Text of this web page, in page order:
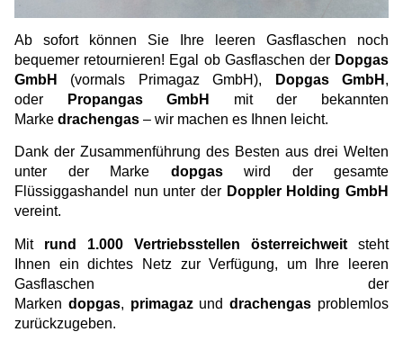
Ab sofort können Sie Ihre leeren Gasflaschen noch
bequemer retournieren! Egal ob Gasflaschen der Dopgas
GmbH
(vormals Primagaz GmbH), Dopgas GmbH ,
oder
Propangas GmbH
mit der bekannten
Marke drachengas – wir machen es Ihnen leicht.
Dank der Zusammenführung des Besten aus drei Welten
unter der Marke dopgas wird der gesamte
Flüssiggashandel nun unter der Doppler Holding GmbH
vereint.
Mit rund 1.000 Vertriebsstellen österreichweit steht
Ihnen ein dichtes Netz zur Verfügung, um Ihre leeren
Gasflaschen der
Marken dopgas, primagaz unddrachengas problemlos
zurückzugeben.